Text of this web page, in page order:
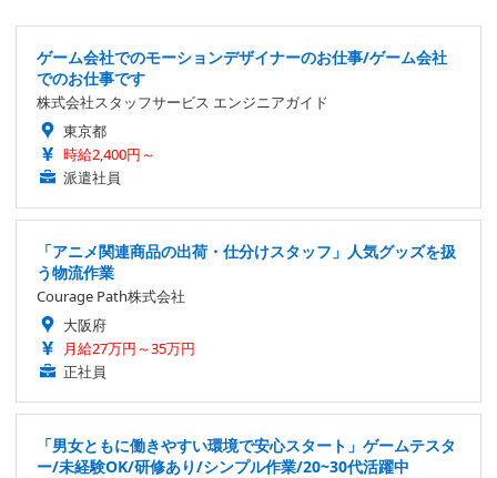
E』の新作を待ち望んでいたりする。
ゲーム会社でのモーションデザイナーのお仕事/ゲーム会社
でのお仕事です
株式会社スタッフサービス エンジニアガイド
東京都
時給2,400円～
派遣社員
「アニメ関連商品の出荷・仕分けスタッフ」人気グッズを扱
う物流作業
Courage Path株式会社
大阪府
月給27万円～35万円
正社員
「男女ともに働きやすい環境で安心スタート」ゲームテスタ
ー/未経験OK/研修あり/シンプル作業/20~30代活躍中